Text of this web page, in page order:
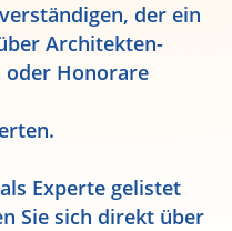
der ein
Architekten-
oder Honorare
Experte gelistet
Sie sich direkt über